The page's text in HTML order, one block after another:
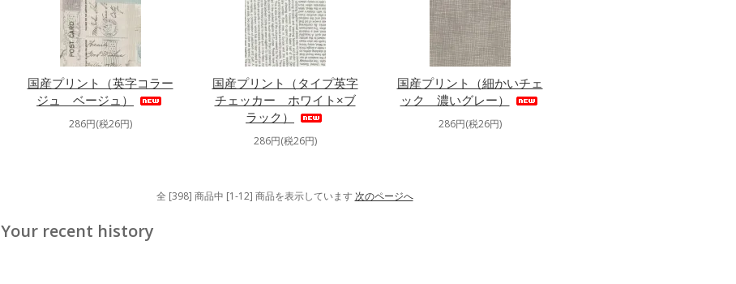
国産プリント（英字コラー
ジュ ベージュ）
286円(税26円)
国産プリント（タイプ英字
チェッカー ホワイト×ブ
ラック）
286円(税26円)
国産プリント（細かいチェ
ック 濃いグレー）
286円(税26円)
全 [398] 商品中 [1-12] 商品を表示しています 次のページへ
Your recent history